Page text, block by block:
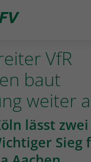
wdfv führt
VfR
baut
weiter
lässt
Sieg